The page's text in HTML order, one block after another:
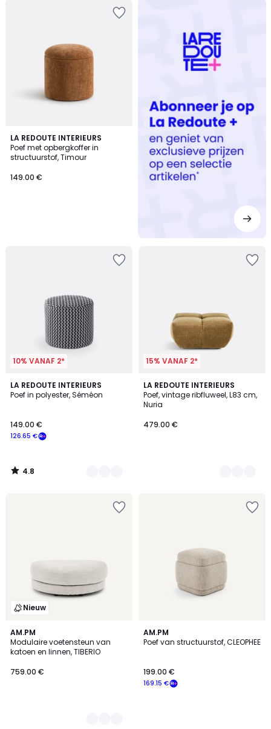
LA REDOUTE INTERIEURS
Poef met opbergkoffer in
structuurstof, Timour
149.00 €
10% VANAF 2*
LA REDOUTE INTERIEURS
Poef in polyester, Séméon
126.65 €
149.00 €
4.8
/ 5
3
Kleuren
4.8
/
15% VANAF 2*
LA REDOUTE INTERIEURS
Poef, vintage ribfluweel, L83 cm,
Nuria
479.00 €
4
Kleuren
Nieuw
AM.PM
Modulaire voetensteun van
katoen en linnen, TIBERIO
759.00 €
3
Kleuren
AM.PM
Poef van structuurstof, CLEOPHEE
169.15 €
199.00 €